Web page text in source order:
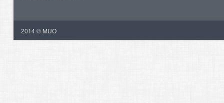
2014 © MUO